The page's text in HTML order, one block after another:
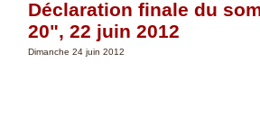
Déclaration finale du
20", 22 juin 2012
Dimanche 24 juin 2012